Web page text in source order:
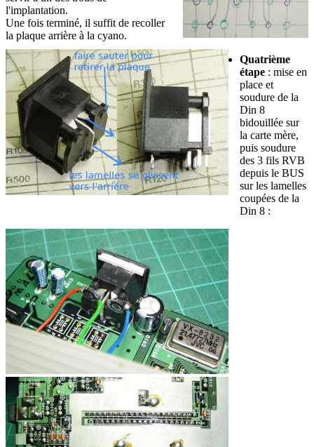
l'implantation.
Une fois terminé, il suffit de recoller
la plaque arrière à la cyano.
Quatrième
étape : mise en
place et
soudure de la
Din 8
bidouillée sur
la carte mère,
puis soudure
des 3 fils RVB
depuis le BUS
sur les lamelles
coupées de la
Din 8 :